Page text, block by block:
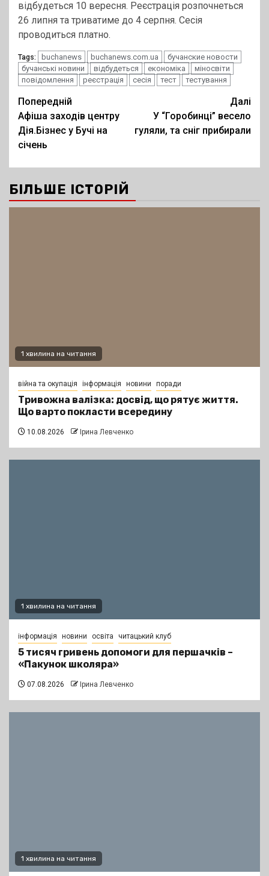
відбудеться 10 вересня. Реєстрація розпочнеться
26 липня та триватиме до 4 серпня. Сесія
проводиться платно.
Tags: buchanews buchanews.com.ua
бучанские новости
бучанські новини
відбудеться економіка
міносвіти
повідомлення
реєстрація сесія тест тестування
Post
navigation
Попередній
Афіша заходів центру
Дія.Бізнес у Бучі на
січень
Далі
У “Горобинці” весело
гуляли, та сніг прибирали
БІЛЬШЕ ІСТОРІЙ
1 хвилина на читання
війна та окупація інформація новини поради
Тривожна валізка: досвід, що рятує життя.
Що варто покласти всередину
10.08.2026 Ірина Левченко
1 хвилина на читання
інформація новини освіта читацький клуб
5 тисяч гривень допомоги для першачків –
«Пакунок школяра»
07.08.2026 Ірина Левченко
1 хвилина на читання